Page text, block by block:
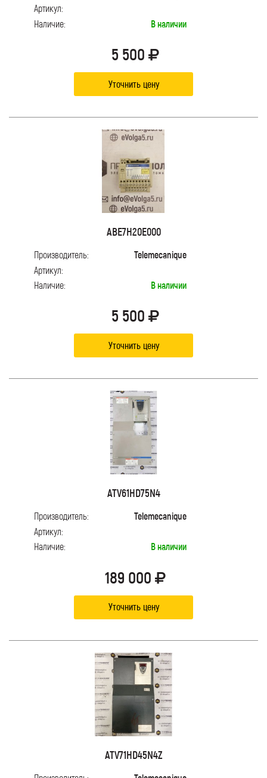
Артикул:
Наличие:
В наличии
5 500
Уточнить цену
ABE7H20E000
Производитель:
Telemecanique
Артикул:
Наличие:
В наличии
5 500
Уточнить цену
ATV61HD75N4
Производитель:
Telemecanique
Артикул:
Наличие:
В наличии
189 000
Уточнить цену
ATV71HD45N4Z